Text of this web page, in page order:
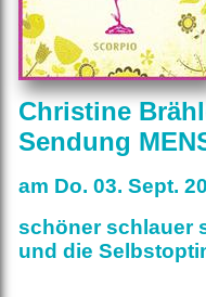
Christine
Sendung
am Do. 03. Sept.
schöner schlauer
und die